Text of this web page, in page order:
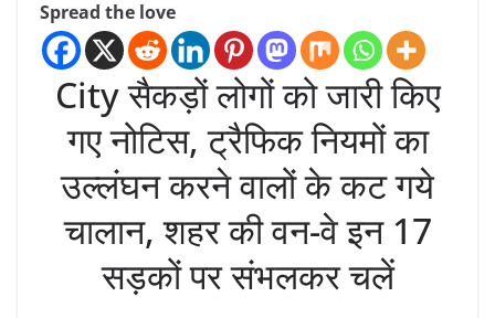
Spread the love
City सैकड़ों लोगों को जारी किए
गए नोटिस, ट्रैफिक नियमों का
उल्लंघन करने वालों के कट गये
चालान, शहर की वन-वे इन 17
सड़कों पर संभलकर चलें